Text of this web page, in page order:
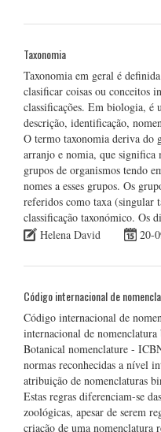
Taxonomia
Taxonomia em geral é
clasificar coisas ou conceitos
classificações. Em biologia, é
descrição, identificação,
O termo taxonomia deriva do
arranjo e nomia, que significa
grupos de organismos tendo
nomes a esses grupos. Os
referidos como taxa (singular
classificação taxonómico. Os
Helena David
20-
Código internacional de
Código internacional de
internacional de
Botanical nomenclature -
normas reconhecidas a nível
atribuição de nomenclaturas
Estas regras diferenciam-se
zoológicas, apesar de serem
criação de uma nomenclatura